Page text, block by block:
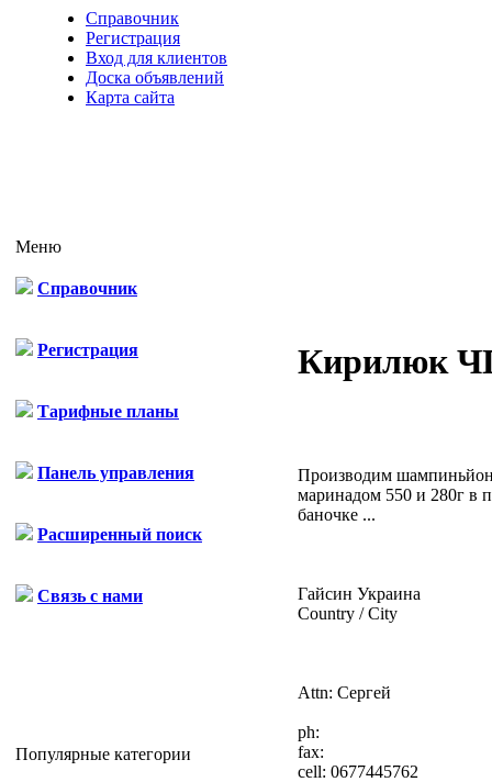
Справочник
Регистрация
Вход для клиентов
Доска объявлений
Карта сайта
Меню
Справочник
Регистрация
Тарифные планы
Панель управления
Расширенный поиск
Связь с нами
Популярные категории
Кирилюк
Производим
маринадом 550 и 280г в
баночке ...
Гайсин Украина
Country / City
Attn: Сергей
ph:
fax:
cell: 0677445762